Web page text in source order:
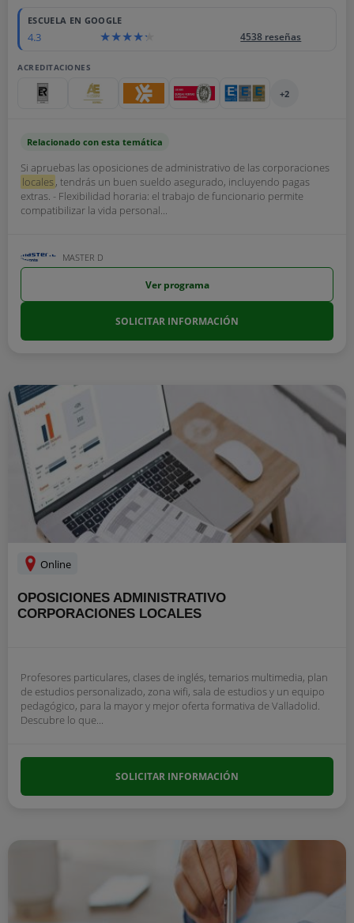
ESCUELA EN GOOGLE
4.3 4538 reseñas
ACREDITACIONES
+2
Relacionado con esta temática
Si apruebas las oposiciones de administrativo de las corporaciones
locales, tendrás un buen sueldo asegurado, incluyendo pagas
extras. - Flexibilidad horaria: el trabajo de funcionario permite
compatibilizar la vida personal...
MASTER D
Ver programa
SOLICITAR INFORMACIÓN
Online
OPOSICIONES ADMINISTRATIVO
CORPORACIONES LOCALES
Profesores particulares, clases de inglés, temarios multimedia, plan
de estudios personalizado, zona wifi, sala de estudios y un equipo
pedagógico, para la mayor y mejor oferta formativa de Valladolid.
Descubre lo que...
SOLICITAR INFORMACIÓN